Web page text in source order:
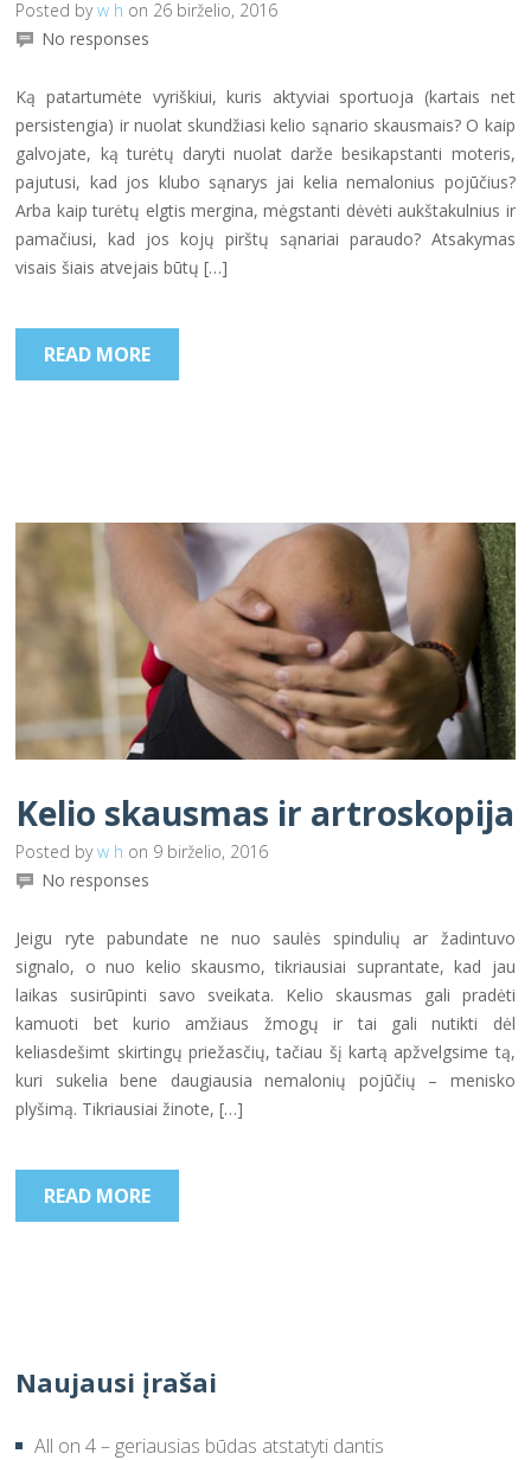
Posted byw h on 26 birželio, 2016
No responses
Ką patartumėte vyriškiui, kuris aktyviai sportuoja (kartais net
persistengia) ir nuolat skundžiasi kelio sąnario skausmais? O kaip
galvojate, ką turėtų daryti nuolat darže besikapstanti moteris,
pajutusi, kad jos klubo sąnarys jai kelia nemalonius pojūčius?
Arba kaip turėtų elgtis mergina, mėgstanti dėvėti aukštakulnius ir
pamačiusi, kad jos kojų pirštų sąnariai paraudo? Atsakymas
visais šiais atvejais būtų […]
READ MORE
Kelio skausmas ir artroskopija
Posted byw h on 9 birželio, 2016
No responses
Jeigu ryte pabundate ne nuo saulės spindulių ar žadintuvo
signalo, o nuo kelio skausmo, tikriausiai suprantate, kad jau
laikas susirūpinti savo sveikata. Kelio skausmas gali pradėti
kamuoti bet kurio amžiaus žmogų ir tai gali nutikti dėl
keliasdešimt skirtingų priežasčių, tačiau šį kartą apžvelgsime tą,
kuri sukelia bene daugiausia nemalonių pojūčių – menisko
plyšimą. Tikriausiai žinote, […]
READ MORE
Naujausi įrašai
All on 4 – geriausias būdas atstatyti dantis